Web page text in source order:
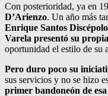
Con posterioridad, ya en
D’Arienzo. Un año más
Enrique Santos Discépolo
Varela presentó su
oportunidad el estilo de su
Pero duro poco su
sus servicios y no se hizo
primer bandoneón de